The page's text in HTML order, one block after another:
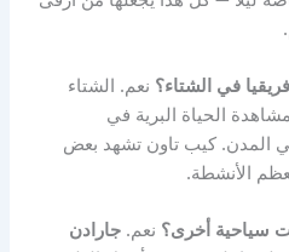
في الشتاء؟ نعم. الشتاء
الحياة البرية في
المدن. كيب تاون تشهد بعض
الأنشطة.
سياحية أخرى؟ نعم. جارادن